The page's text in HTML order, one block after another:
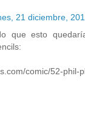
21 diciembre,
que esto
comic/52-phil-